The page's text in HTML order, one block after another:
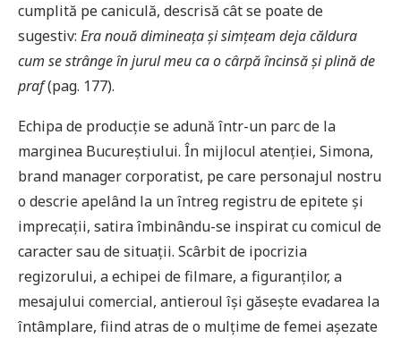
cumplită pe caniculă, descrisă cât se poate de
sugestiv: Era nouă dimineața și simțeam deja căldura
cum se strânge în jurul meu ca o cârpă încinsă și plină de
praf(pag. 177).
Echipa de producție se adună într-un parc de la
marginea Bucureștiului. În mijlocul atenției, Simona,
brand manager corporatist, pe care personajul nostru
o descrie apelând la un întreg registru de epitete și
imprecații, satira îmbinându-se inspirat cu comicul de
caracter sau de situații. Scârbit de ipocrizia
regizorului, a echipei de filmare, a figuranților, a
mesajului comercial, antieroul își găsește evadarea la
întâmplare, fiind atras de o mulțime de femei așezate